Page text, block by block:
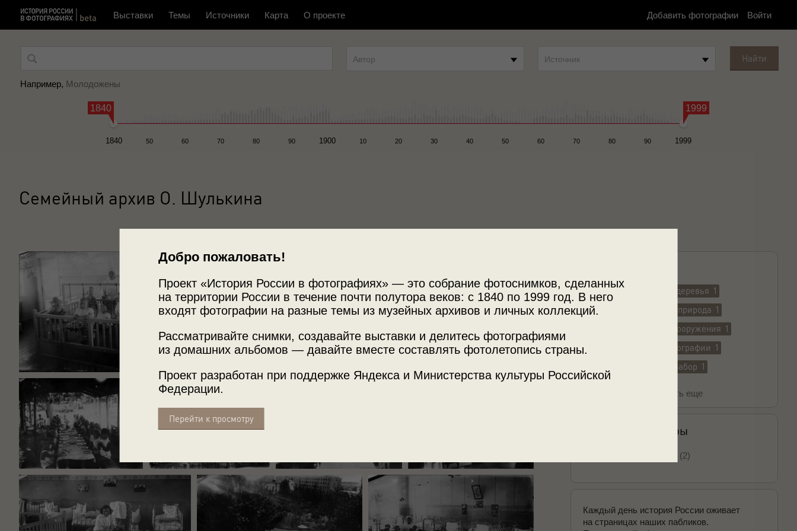
Добро пожаловать!
Проект «История России в фотографиях» — это собрание фотоснимков, сделанных
на территории России в течение почти полутора веков: с 1840 по 1999 год. В него
входят фотографии на разные темы из музейных архивов и личных коллекций.
Рассматривайте снимки, создавайте выставки и делитесь фотографиями
из домашних альбомов — давайте вместе составлять фотолетопись страны.
Проект разработан при поддержке Яндекса и Министерства культуры Российской
Федерации.
Перейти к просмотру
Выставки Темы Источники Карта О проекте Добавить фотографии Войти
Автор Источник Найти
Например, Молодожены
1840 1999
1840 50 60 70 80 90 1900 10 20 30 40 50 60 70 80 90 1999
Семейный архив О. Шулькина
городской пейзаж деревья 1
деревянный забор
природа 1
здания, сооружения 1
жанры фотографии 1
забор 1
Показать еще
Найденные авторы
Неизвестный автор (2)
Каждый день история России оживает
на страницах наших пабликов.